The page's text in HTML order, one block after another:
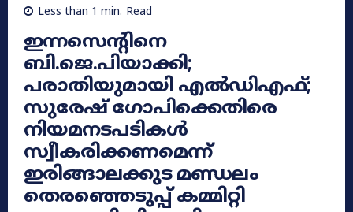
Less than 1 min. Read
ഇന്നസെന്റിനെ
ബി.ജെ.പിയാക്കി;
പരാതിയുമായി എൽഡിഎഫ്;
സുരേഷ് ഗോപിക്കെതിരെ
നിയമനടപടികൾ
സ്വീകരിക്കണമെന്ന്
ഇരിങ്ങാലക്കുട മണ്ഡലം
തെരഞ്ഞെടുപ്പ് കമ്മിറ്റി